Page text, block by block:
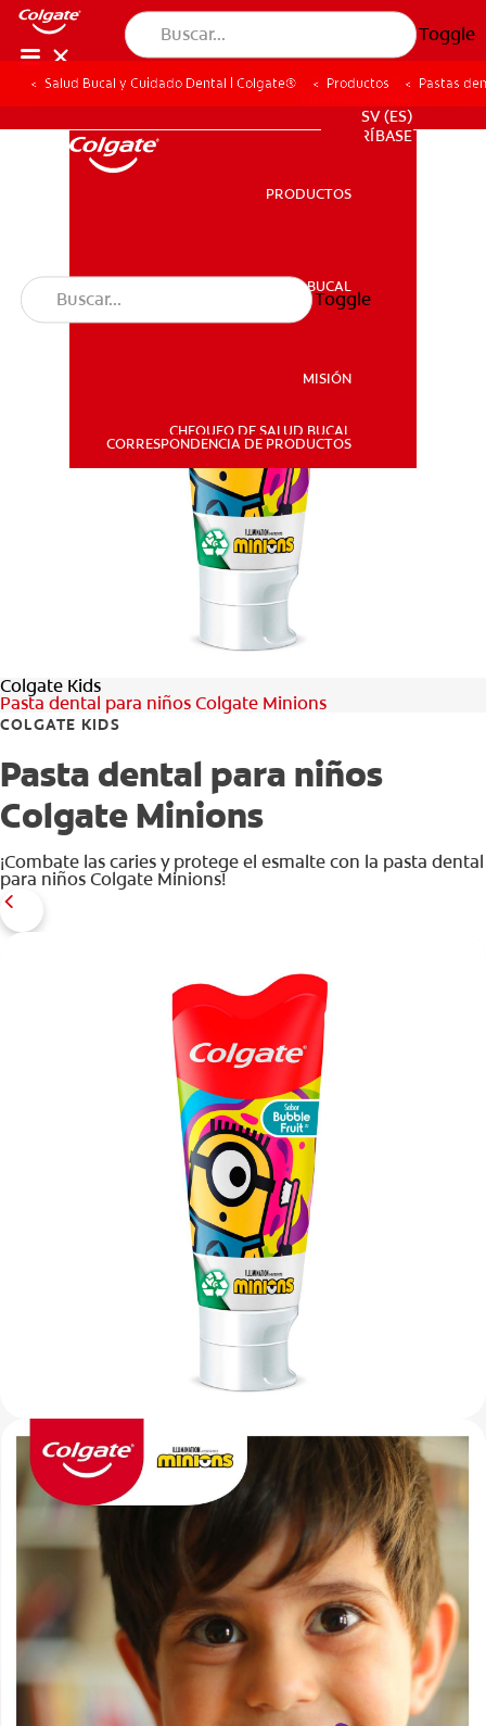
Toggle
SALUD BUCAL
CHEQUEO DE SALUD BUCAL
CORRESPONDENCIA DE PRODUCTOS
SV (ES)
SUSCRÍBASE
PRODUCTOS
SALUD BUCAL
MISIÓN
CHEQUEO DE SALUD BUCAL
CORRESPONDENCIA DE PRODUCTOS
Toggle
Salud Bucal y Cuidado Dental | Colgate® Productos Pastas
Colgate Kids
Pasta dental para niños Colgate Minions
COLGATE KIDS
Pasta dental para niños
Colgate Minions
¡Combate las caries y protege el esmalte con la pasta dental
para niños Colgate Minions!